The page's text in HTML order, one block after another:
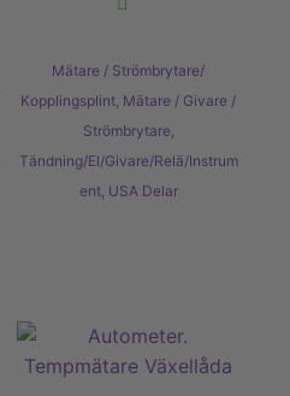
Mätare / Strömbrytare/
Kopplingsplint, Mätare / Givare /
Strömbrytare,
Tändning/El/Givare/Relä/Instrum
ent, USA Delar